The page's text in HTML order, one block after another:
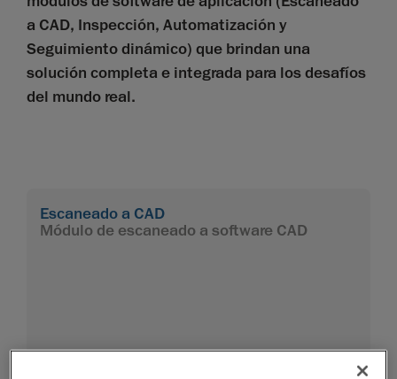
a CAD, Inspección, Automatización y
Seguimiento dinámico) que brindan una
solución completa e integrada para los desafíos
del mundo real.
Escaneado a CAD
Módulo de escaneado a software CAD